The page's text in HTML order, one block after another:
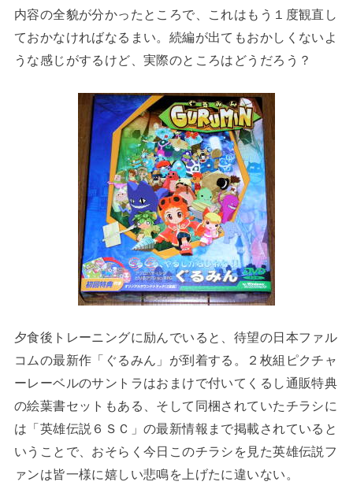
内容の全貌が分かったところで、これはもう１度観直し
ておかなければなるまい。続編が出てもおかしくないよ
うな感じがするけど、実際のところはどうだろう？
夕食後トレーニングに励んでいると、待望の日本ファル
コムの最新作「ぐるみん」が到着する。２枚組ピクチャ
ーレーベルのサントラはおまけで付いてくるし通販特典
の絵葉書セットもある、そして同梱されていたチラシに
は「英雄伝説６ＳＣ」の最新情報まで掲載されていると
いうことで、おそらく今日このチラシを見た英雄伝説フ
ァンは皆一様に嬉しい悲鳴を上げたに違いない。